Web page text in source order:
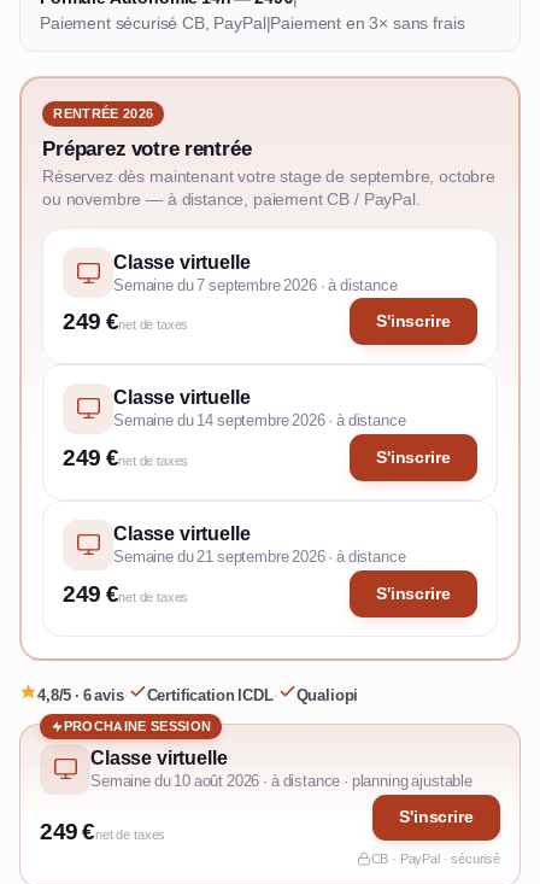
Paiement sécurisé CB, PayPal|Paiement en 3× sans frais
RENTRÉE 2026
Préparez votre rentrée
Réservez dès maintenant votre stage de septembre, octobre
ou novembre — à distance, paiement CB / PayPal.
Classe virtuelle
Semaine du 7 septembre 2026 · à distance
249 €net de taxes S'inscrire
Classe virtuelle
Semaine du 14 septembre 2026 · à distance
249 €net de taxes S'inscrire
Classe virtuelle
Semaine du 21 septembre 2026 · à distance
249 €net de taxes S'inscrire
4,8/5 · 6 avis· Certification ICDL· Qualiopi
PROCHAINE SESSION
Classe virtuelle
Semaine du 10 août 2026 · à distance · planning ajustable
249 €net de taxes
S'inscrire
CB · PayPal · sécurisé